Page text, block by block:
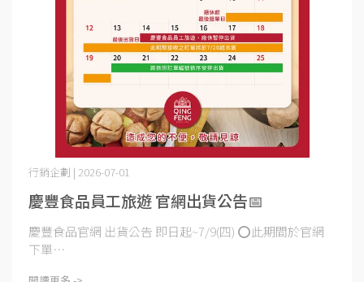
慶豐食品員工旅遊 官網出貨公告📅
行銷企劃 | 2026-07-01
慶豐食品官網 出貨公告 即日起~7/9(四) ⭕此期間於官網
下單⋯